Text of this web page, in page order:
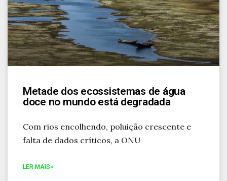
Metade dos ecossistemas de água
doce no mundo está degradada
Com rios encolhendo, poluição crescente e
falta de dados críticos, a ONU
LER MAIS»